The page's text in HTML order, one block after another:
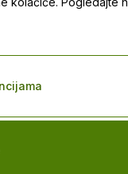
o tvrtki
privatnosti